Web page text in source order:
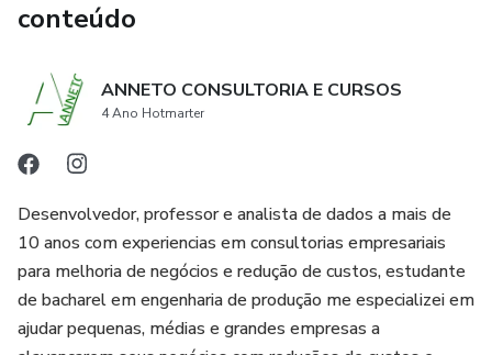
conteúdo
ANNETO CONSULTORIA E CURSOS
4 Ano Hotmarter
Desenvolvedor, professor e analista de dados a mais de
10 anos com experiencias em consultorias empresariais
para melhoria de negócios e redução de custos, estudante
de bacharel em engenharia de produção me especializei em
ajudar pequenas, médias e grandes empresas a